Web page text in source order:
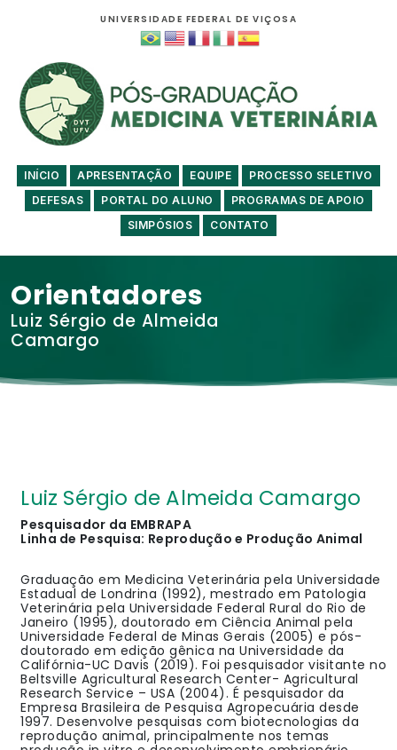
UNIVERSIDADE FEDERAL DE VIÇOSA
INÍCIO APRESENTAÇÃO EQUIPE
PROCESSO SELETIVO
DEFESAS
PORTAL DO ALUNO
PROGRAMAS DE APOIO
SIMPÓSIOS
CONTATO
Orientadores
Luiz Sérgio de Almeida
Camargo
Luiz Sérgio de Almeida Camargo
Pesquisador da EMBRAPA
Linha de Pesquisa: Reprodução e Produção Animal
Graduação em Medicina Veterinária pela Universidade
Estadual de Londrina (1992), mestrado em Patologia
Veterinária pela Universidade Federal Rural do Rio de
Janeiro (1995), doutorado em Ciência Animal pela
Universidade Federal de Minas Gerais (2005) e pós-
doutorado em edição gênica na Universidade da
Califórnia-UC Davis (2019). Foi pesquisador visitante no
Beltsville Agricultural Research Center- Agricultural
Research Service – USA (2004). É pesquisador da
Empresa Brasileira de Pesquisa Agropecuária desde
1997. Desenvolve pesquisas com biotecnologias da
reprodução animal, principalmente nos temas